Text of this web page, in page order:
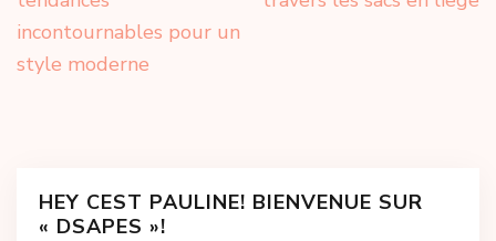
l’article
incontournables pour un
style moderne
HEY CEST PAULINE! BIENVENUE SUR
« DSAPES »!